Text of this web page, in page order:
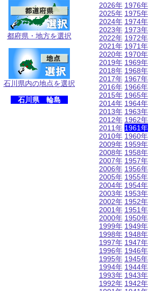
都府県・地方を選択
石川県内の地点を選択
石川県 輪島
2026年
2025年
2024年
2023年
2022年
2021年
2020年
2019年
2018年
2017年
2016年
2015年
2014年
2013年
2012年
2011年
2010年
2009年
2008年
2007年
2006年
2005年
2004年
2003年
2002年
2001年
2000年
1999年
1998年
1997年
1996年
1995年
1994年
1993年
1992年
1976年
1975年
1974年
1973年
1972年
1971年
1970年
1969年
1968年
1967年
1966年
1965年
1964年
1963年
1962年
1961年
1960年
1959年
1958年
1957年
1956年
1955年
1954年
1953年
1952年
1951年
1950年
1949年
1948年
1947年
1946年
1945年
1944年
1943年
1942年